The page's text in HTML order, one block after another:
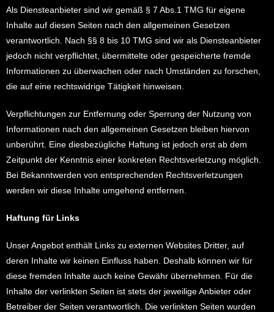
Als Diensteanbieter sind wir gemäß § 7 Abs.1 TMG für eigene
Inhalte auf diesen Seiten nach den allgemeinen Gesetzen
verantwortlich. Nach §§ 8 bis 10 TMG sind wir als Diensteanbieter
jedoch nicht verpflichtet, übermittelte oder gespeicherte fremde
Informationen zu überwachen oder nach Umständen zu forschen,
die auf eine rechtswidrige Tätigkeit hinweisen.
Verpflichtungen zur Entfernung oder Sperrung der Nutzung von
Informationen nach den allgemeinen Gesetzen bleiben hiervon
unberührt. Eine diesbezügliche Haftung ist jedoch erst ab dem
Zeitpunkt der Kenntnis einer konkreten Rechtsverletzung möglich.
Bei Bekanntwerden von entsprechenden Rechtsverletzungen
werden wir diese Inhalte umgehend entfernen.
Haftung für Links
Unser Angebot enthält Links zu externen Websites Dritter, auf
deren Inhalte wir keinen Einfluss haben. Deshalb können wir für
diese fremden Inhalte auch keine Gewähr übernehmen. Für die
Inhalte der verlinkten Seiten ist stets der jeweilige Anbieter oder
Betreiber der Seiten verantwortlich. Die verlinkten Seiten wurden